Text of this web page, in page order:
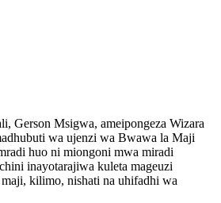
Gerson Msigwa, ameipongeza Wizara
wa ujenzi wa Bwawa la Maji
huo ni miongoni mwa miradi
inayotarajiwa kuleta mageuzi
kilimo, nishati na uhifadhi wa